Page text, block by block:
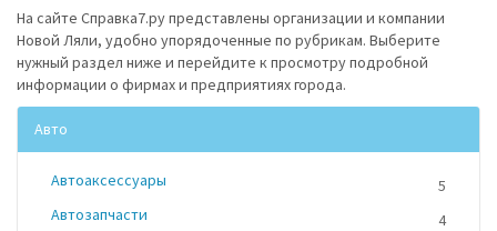
На сайте Справка7.ру представлены организации и компании
Новой Ляли, удобно упорядоченные по рубрикам. Выберите
нужный раздел ниже и перейдите к просмотру подробной
информации о фирмах и предприятиях города.
Авто
Автоаксессуары
5
Автозапчасти
4